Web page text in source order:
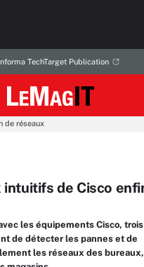
TechTarget Publication
de réseaux
intuitifs de Cisco
les équipements Cisco, trois
de détecter les pannes et de
les réseaux des